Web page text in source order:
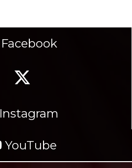
Facebook
Instagram
YouTube